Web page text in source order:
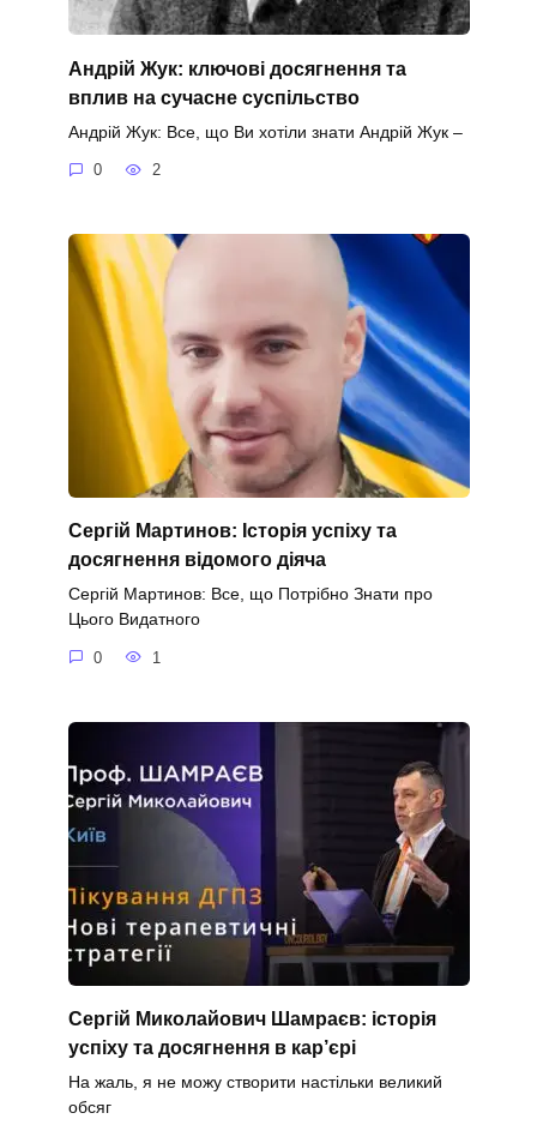
Андрій Жук: ключові досягнення та
вплив на сучасне суспільство
Андрій Жук: Все, що Ви хотіли знати Андрій Жук –
0 2
Сергій Мартинов: Історія успіху та
досягнення відомого діяча
Сергій Мартинов: Все, що Потрібно Знати про
Цього Видатного
0 1
Сергій Миколайович Шамраєв: історія
успіху та досягнення в кар’єрі
На жаль, я не можу створити настільки великий
обсяг